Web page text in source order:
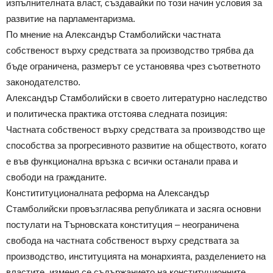
изпълнителната власт, създавайки по този начин условия за
развитие на парламентаризма.
По мнение на Александър Стамболийски частната
собственост върху средствата за производство трябва да
бъде ограничена, размерът се установява чрез съответното
законодателство.
Александър Стамболийски в своето литературно наследство
и политическа практика отстоява следната позиция:
Частната собственост върху средствата за производство ще
способства за прогресивното развитие на обществото, когато
е във функционална връзка с всички останали права и
свободи на гражданите.
Констититуционалната реформа на Александър
Стамболийски провъзгласява републиката и засяга основни
постулати на Търновската конституция – неограничена
свобода на частната собственост върху средствата за
производство, институцията на монархията, разделението на